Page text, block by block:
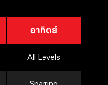
อาทิตย์
All Levels